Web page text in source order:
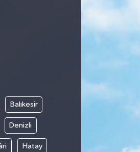
Balıkesir
Denizli
Hatay